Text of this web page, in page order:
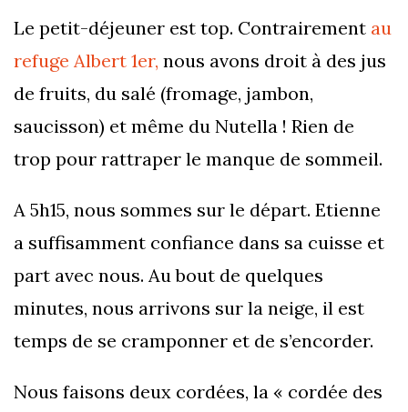
Le petit-déjeuner est top. Contrairement au
refuge Albert 1er, nous avons droit à des jus
de fruits, du salé (fromage, jambon,
saucisson) et même du Nutella ! Rien de
trop pour rattraper le manque de sommeil.
A 5h15, nous sommes sur le départ. Etienne
a suffisamment confiance dans sa cuisse et
part avec nous. Au bout de quelques
minutes, nous arrivons sur la neige, il est
temps de se cramponner et de s’encorder.
Nous faisons deux cordées, la « cordée des